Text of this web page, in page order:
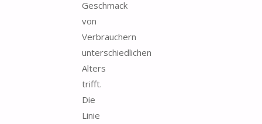
Geschmack
von
Verbrauchern
unterschiedlichen
Alters
trifft.
Die
Linie